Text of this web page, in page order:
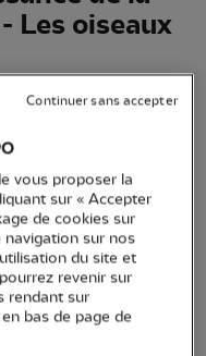
Les oiseaux
ludique et
les oiseaux des
vous proposer la
sur « Accepter
de cookies sur
sur nos
du site et
revenir sur
rendant sur
bas de page de
Continuer sans accepter